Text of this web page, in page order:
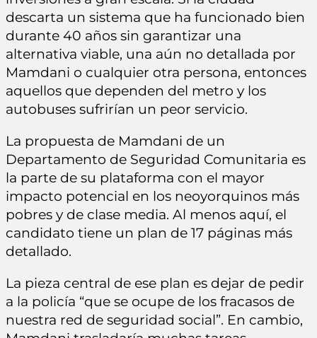
descarta un sistema que ha funcionado bien
durante 40 años sin garantizar una
alternativa viable, una aún no detallada por
Mamdani o cualquier otra persona, entonces
aquellos que dependen del metro y los
autobuses sufrirían un peor servicio.
La propuesta de Mamdani de un
Departamento de Seguridad Comunitaria es
la parte de su plataforma con el mayor
impacto potencial en los neoyorquinos más
pobres y de clase media. Al menos aquí, el
candidato tiene un plan de 17 páginas más
detallado.
La pieza central de ese plan es dejar de pedir
a la policía “que se ocupe de los fracasos de
nuestra red de seguridad social”. En cambio,